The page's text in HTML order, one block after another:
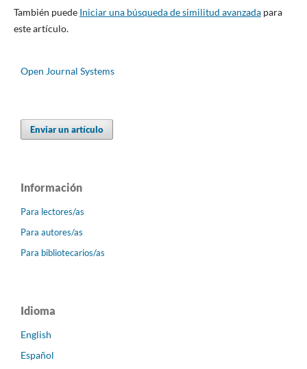
También puede Iniciar una búsqueda de similitud avanzadapara
este artículo.
Open Journal Systems
Enviar un artículo
Información
Para lectores/as
Para autores/as
Para bibliotecarios/as
Idioma
English
Español